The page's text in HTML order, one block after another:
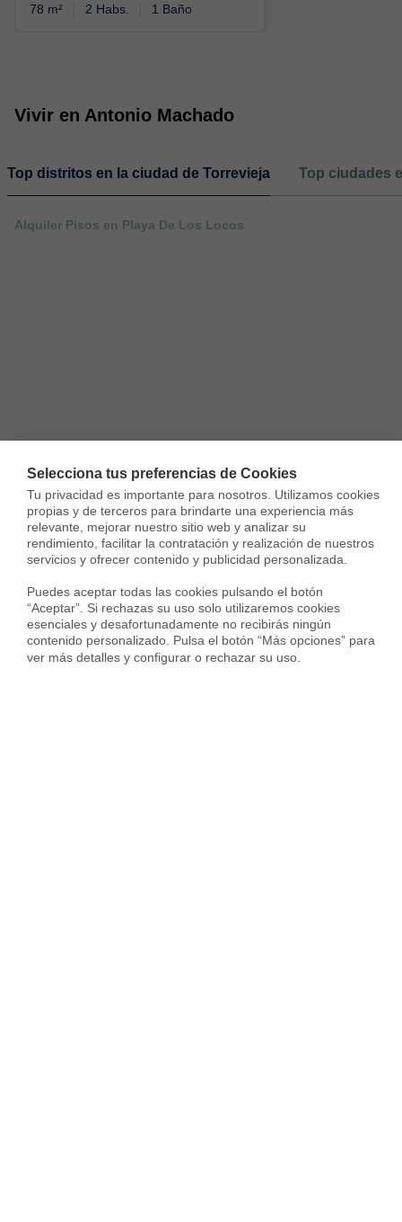
Selecciona tus preferencias de Cookies
Tu privacidad es importante para nosotros. Utilizamos cookies
propias y de terceros para brindarte una experiencia más
relevante, mejorar nuestro sitio web y analizar su
rendimiento, facilitar la contratación y realización de nuestros
servicios y ofrecer contenido y publicidad personalizada.
Puedes aceptar todas las cookies pulsando el botón
“Aceptar”. Si rechazas su uso solo utilizaremos cookies
esenciales y desafortunadamente no recibirás ningún
contenido personalizado. Pulsa el botón “Más opciones” para
ver más detalles y configurar o rechazar su uso.
78 m² 2 Habs. 1 Baño
Vivir en Antonio Machado
Top distritos en la ciudad de Torrevieja Top ciudades
Alquiler Pisos en Playa De Los Locos